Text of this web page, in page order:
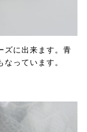
ズに出来ます。青
っています。